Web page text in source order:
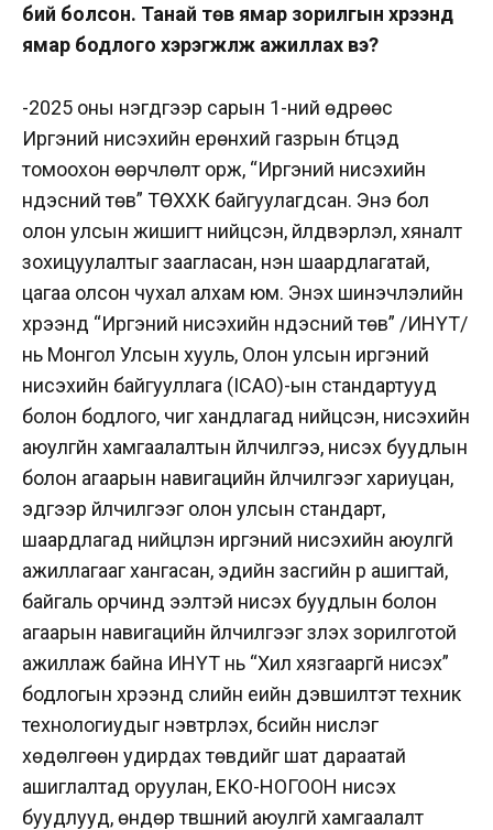
бий болсон. Танай төв ямар зорилгын хүрээнд
ямар бодлого хэрэгжүүлж ажиллах вэ?
-2025 оны нэгдүгээр сарын 1-ний өдрөөс
Иргэний нисэхийн ерөнхий газрын бүтцэд
томоохон өөрчлөлт орж, “Иргэний нисэхийн
үндэсний төв” ТӨХХК байгуулагдсан. Энэ бол
олон улсын жишигт нийцсэн, үйлдвэрлэл, хяналт
зохицуулалтыг заагласан, нэн шаардлагатай,
цагаа олсон чухал алхам юм. Энэхүү шинэчлэлийн
хүрээнд “Иргэний нисэхийн үндэсний төв” /ИНҮТ/
нь Монгол Улсын хууль, Олон улсын иргэний
нисэхийн байгууллага (ICAO)-ын стандартууд
болон бодлого, чиг хандлагад нийцсэн, нисэхийн
аюулгүйн хамгаалалтын үйлчилгээ, нисэх буудлын
болон агаарын навигацийн үйлчилгээг хариуцан,
эдгээр үйлчилгээг олон улсын стандарт,
шаардлагад нийцүүлэн иргэний нисэхийн аюулгүй
ажиллагааг хангасан, эдийн засгийн үр ашигтай,
байгаль орчинд ээлтэй нисэх буудлын болон
агаарын навигацийн үйлчилгээг үзүүлэх зорилготой
ажиллаж байна ИНҮТ нь “Хил хязгааргүй нисэх”
бодлогын хүрээнд сүүлийн үеийн дэвшилтэт техник
технологиудыг нэвтрүүлэх, бүсийн нислэг
хөдөлгөөн удирдах төвүүдийг шат дараатай
ашиглалтад оруулан, ЕКО-НОГООН нисэх
буудлууд, өндөр түвшний аюулгүй хамгаалалт